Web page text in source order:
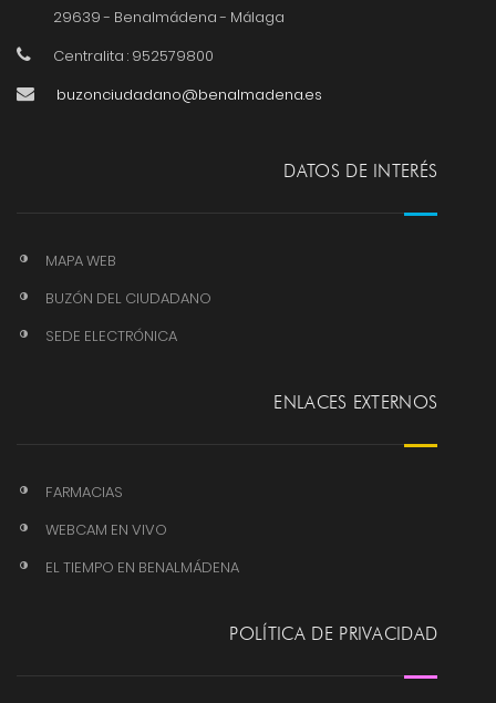
29639 - Benalmádena - Málaga
Centralita : 952579800
buzonciudadano@benalmadena.es
DATOS DE INTERÉS
MAPA WEB
BUZÓN DEL CIUDADANO
SEDE ELECTRÓNICA
ENLACES EXTERNOS
FARMACIAS
WEBCAM EN VIVO
EL TIEMPO EN BENALMÁDENA
POLÍTICA DE PRIVACIDAD